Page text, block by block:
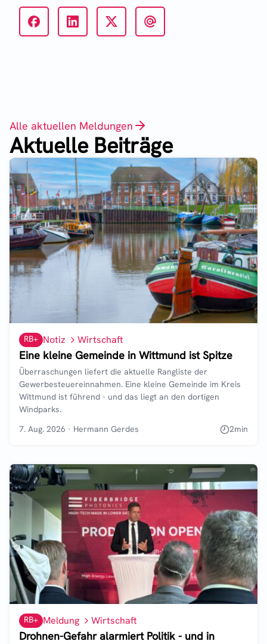
Alle aktuellen Meldungen
Aktuelle Beiträge
RB+ Notiz Wirtschaft
Eine kleine Gemeinde in Wittmund ist Spitze
Überraschungen liefert die aktuelle Rangliste der
Gewerbesteuereinnahmen. Eine kleine Gemeinde im Kreis
Wittmund ist führend - und das liegt an den dortigen
Windparks.
7. Aug. 2026 · Hermann Gerdes 2min
RB+ Meldung Wirtschaft
Drohnen-Gefahr alarmiert Politik - und in